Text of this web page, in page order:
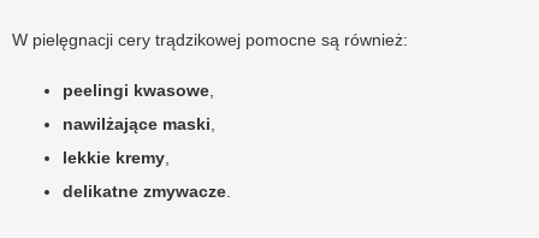
W pielęgnacji cery trądzikowej pomocne są również:
peelingi kwasowe
nawilżające maski
lekkie kremy
delikatne zmywacze